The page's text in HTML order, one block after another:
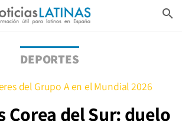
search
DEPORTES
del Grupo A en el Mundial 2026
Corea del Sur: duelo